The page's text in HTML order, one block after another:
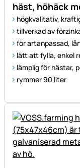
häst, höhäck
högkvalitativ,
tillverkad av
för artanpassad,
lätt att fylla, enkel
lämplig för hästar,
rymmer 90 liter